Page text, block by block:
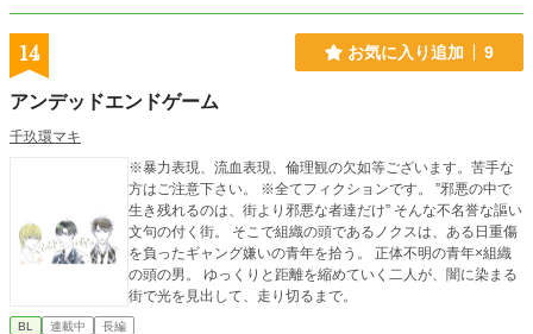
14 お気に入り追加 9
アンデッドエンドゲーム
千玖環マキ
※暴力表現、流血表現、倫理観の欠如等ございます。苦手な
方はご注意下さい。 ※全てフィクションです。 ”邪悪の中で
生き残れるのは、街より邪悪な者達だけ” そんな不名誉な謳い
文句の付く街。 そこで組織の頭であるノクスは、ある日重傷
を負ったギャング嫌いの青年を拾う。 正体不明の青年×組織
の頭の男。 ゆっくりと距離を縮めていく二人が、闇に染まる
街で光を見出して、走り切るまで。
BL 連載中 長編